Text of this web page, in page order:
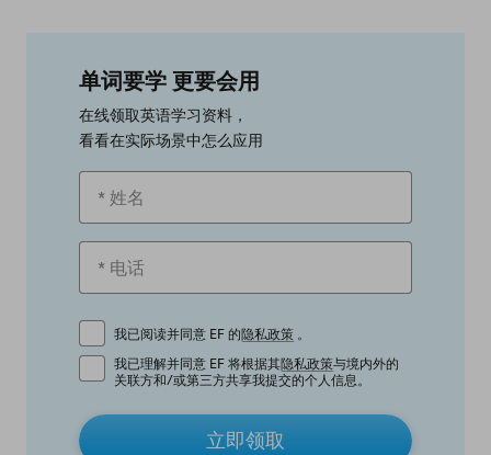
单词要学 更要会用
在线领取英语学习资料，
看看在实际场景中怎么应用
我已阅读并同意 EF 的隐私政策 。
我已理解并同意 EF 将根据其隐私政策与境内外的
关联方和/或第三方共享我提交的个人信息。
立即领取